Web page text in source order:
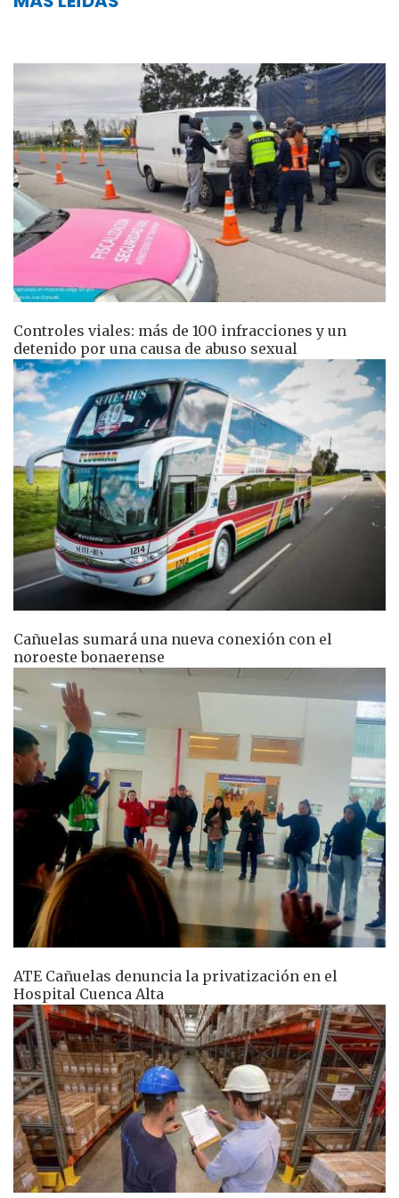
Controles viales: más de 100 infracciones y un
detenido por una causa de abuso sexual
Cañuelas sumará una nueva conexión con el
noroeste bonaerense
ATE Cañuelas denuncia la privatización en el
Hospital Cuenca Alta